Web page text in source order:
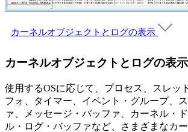
カーネルオブジェクトとログの表示
カーネルオブジェクトとログの表示
使用するOSに応じて、プロセス、スレッ
フォ、タイマー、イベント・グループ、
ァ、メッセージ・バッファ、カーネル・
ル・ログ・バッファなど、さまざまなカ